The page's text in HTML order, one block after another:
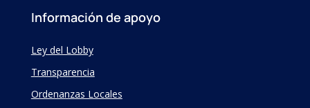
Información de apoyo
Ley del Lobby
Transparencia
Ordenanzas Locales